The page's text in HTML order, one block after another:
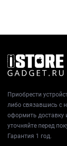
Приобрести
либо связавшись с
оформить доставку
уточняйте перед
Гарантия 1 год.